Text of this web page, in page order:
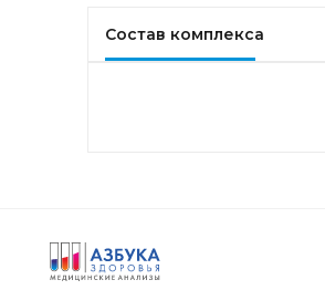
PR-10, Береза
аллергокомпонент, t221
rPhl p5b, Тимофеевка
аллергокомпонент, g214
rPhl p12)
Состав комплекса